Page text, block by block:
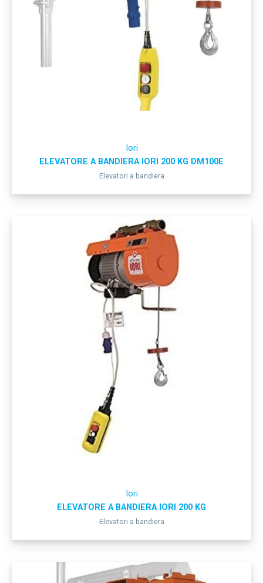
Iori
ELEVATORE A BANDIERA IORI 200 KG DM100E
Elevatori a bandiera
Iori
ELEVATORE A BANDIERA IORI 200 KG
Elevatori a bandiera